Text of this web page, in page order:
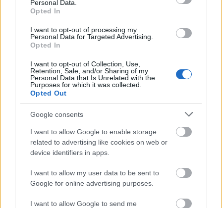
Personal Data.
Opted In
I want to opt-out of processing my
Personal Data for Targeted Advertising.
Opted In
I want to opt-out of Collection, Use,
Retention, Sale, and/or Sharing of my
Personal Data that Is Unrelated with the
Purposes for which it was collected.
Opted Out
Google consents
I want to allow Google to enable storage
related to advertising like cookies on web or
device identifiers in apps.
I want to allow my user data to be sent to
Google for online advertising purposes.
I want to allow Google to send me
röhög. A már megszokott szereplők újra
visszatérnek, cseppet sem változtak, szerencsénkre.
Vagyis Jane hajszíne más lett. De a hadnagy
ugyanolyan ezüstösen fénylő hajkoronával
rendelkezik, Ed Haverja magánéletével továbbra
sincs minden rendben, Nordberg ismét
szerencsétlenkedik, a polgármester asszony pedig
ezúttal sem gondolja úgy, hogy Drebin intézkedései
szükségesek. Többszöri megnézés után is mindig új
hülyeségeket fedezhetünk fel a háttérben. Szóval
többszöri megnézésre ajánlom. :)
Itt a kedvcsináló hozzá: